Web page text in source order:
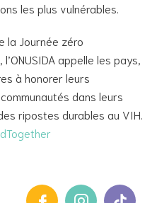
les plus vulnérables.
la Journée zéro
appelle les pays,
à honorer leurs
dans leurs
ripostes durables au VIH.